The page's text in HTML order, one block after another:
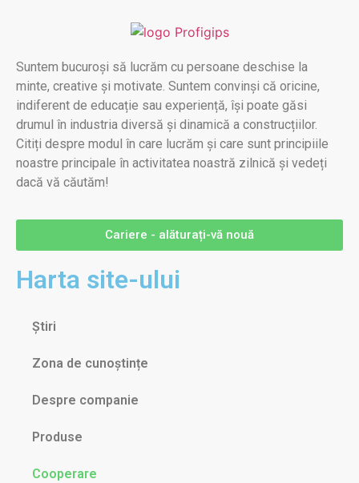
Suntem bucuroși să lucrăm cu persoane deschise la
minte, creative și motivate. Suntem convinși că oricine,
indiferent de educație sau experiență, își poate găsi
drumul în industria diversă și dinamică a construcțiilor.
Citiți despre modul în care lucrăm și care sunt principiile
noastre principale în activitatea noastră zilnică și vedeți
dacă vă căutăm!
Cariere - alăturați-vă nouă
Harta site-ului
Știri
Zona de cunoștințe
Despre companie
Produse
Cooperare